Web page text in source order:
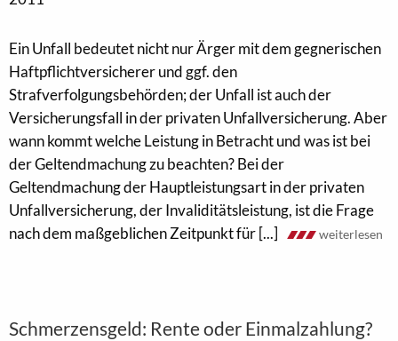
Ein Unfall bedeutet nicht nur Ärger mit dem gegnerischen
Haftpflichtversicherer und ggf. den
Strafverfolgungsbehörden; der Unfall ist auch der
Versicherungsfall in der privaten Unfallversicherung. Aber
wann kommt welche Leistung in Betracht und was ist bei
der Geltendmachung zu beachten? Bei der
Geltendmachung der Hauptleistungsart in der privaten
Unfallversicherung, der Invaliditätsleistung, ist die Frage
nach dem maßgeblichen Zeitpunkt für [...]
weiterlesen
Schmerzensgeld: Rente oder Einmalzahlung?